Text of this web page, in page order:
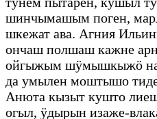
шинчымашым поген,
шкежат ава. Агния
ончаш полшаш кажне
ойгыжым шӱмышкыжӧ
да умылен моштышо
Анюта кызыт кушто
огыл, ӱдырын изаже-